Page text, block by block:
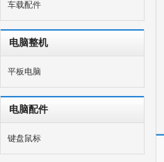
车载配件
电脑整机
平板电脑
电脑配件
键盘鼠标